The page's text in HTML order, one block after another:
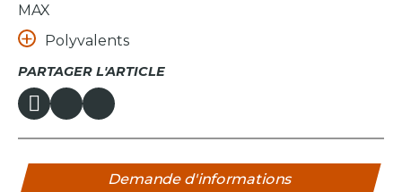
Polyvalents
PARTAGER L'ARTICLE
MAX
Demande d'informations